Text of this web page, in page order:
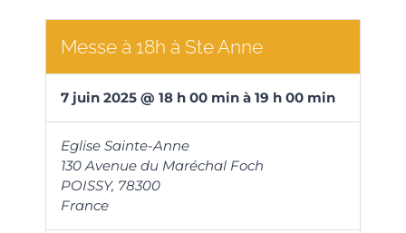
Messe à 18h à Ste Anne
7 juin 2025 @ 18 h 00 minà 19 h 00 min
Eglise Sainte-Anne
130 Avenue du Maréchal Foch
POISSY, 78300
France